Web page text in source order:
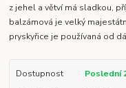
z jehel a větví má sladkou,
balzámová je velký
pryskyřice je používaná od
Dostupnost
Poslední